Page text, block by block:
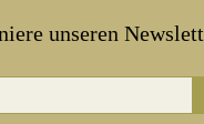
unseren